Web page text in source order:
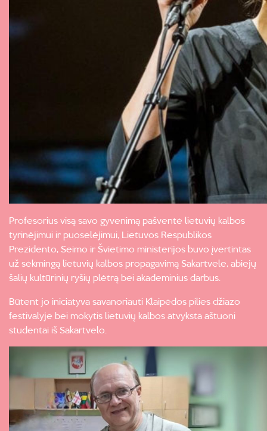
Profesorius visą savo gyvenimą pašventė lietuvių kalbos
tyrinėjimui ir puoselėjimui, Lietuvos Respublikos
Prezidento, Seimo ir Švietimo ministerijos buvo įvertintas
už sėkmingą lietuvių kalbos propagavimą Sakartvele, abiejų
šalių kultūrinių ryšių plėtrą bei akademinius darbus.
Būtent jo iniciatyva savanoriauti Klaipėdos pilies džiazo
festivalyje bei mokytis lietuvių kalbos atvyksta aštuoni
studentai iš Sakartvelo.